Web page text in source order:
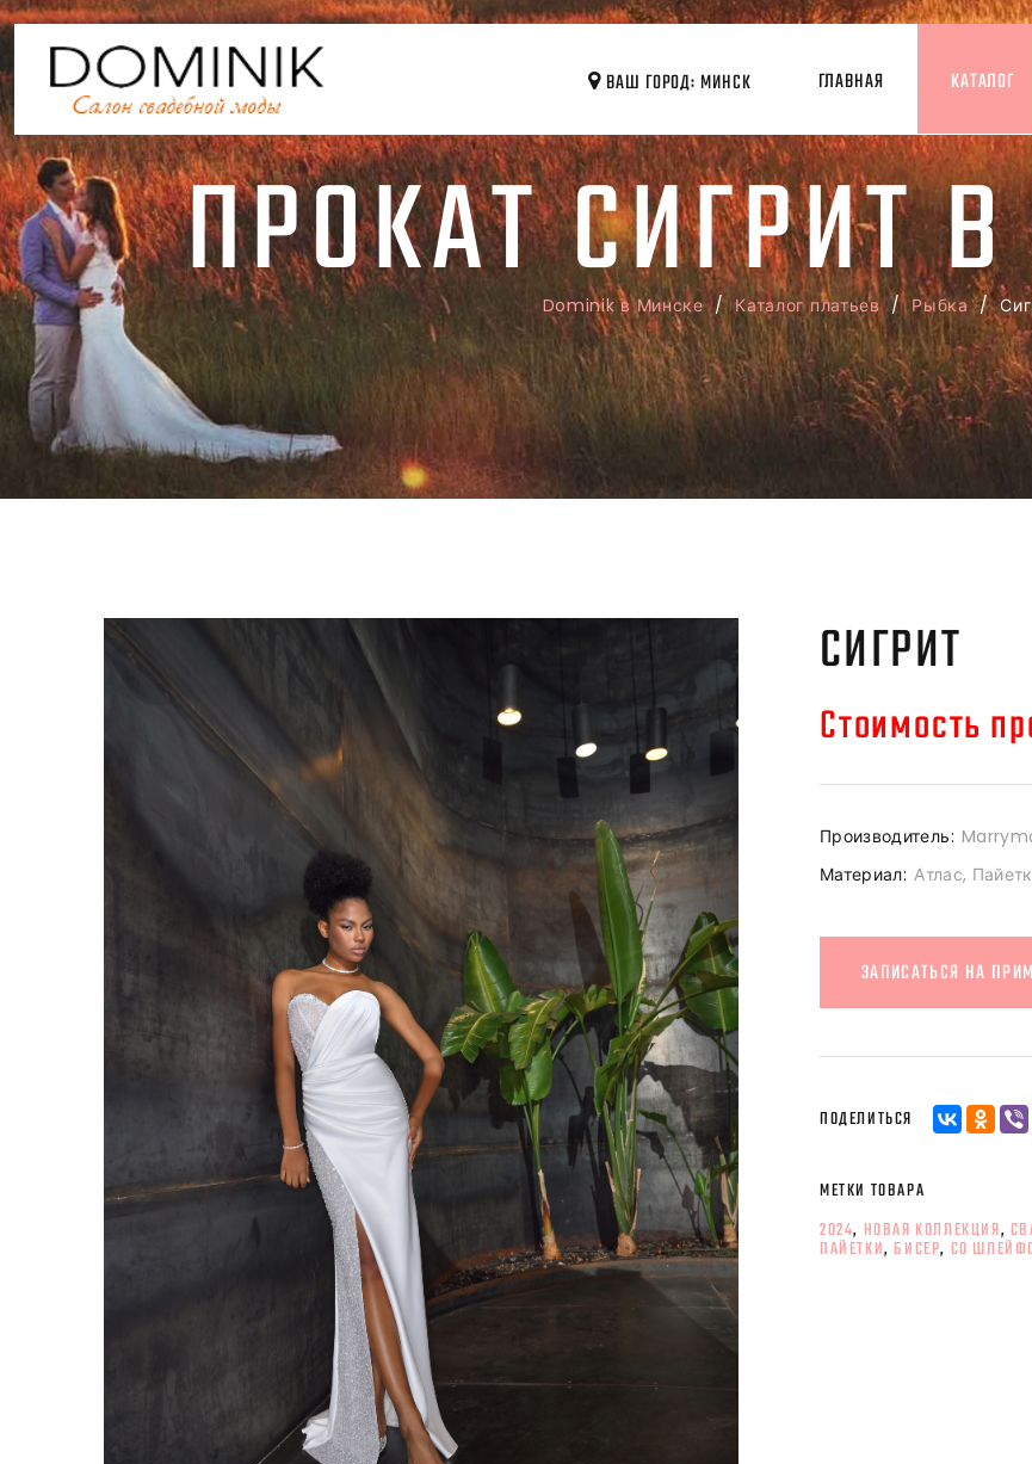
ВАШ ГОРОД: МИНСК ГЛАВНАЯ КАТАЛОГ
ПРОКАТ СИГРИТ
Dominik в Минске /Каталог платьев/ Рыбка /
СИГРИТ
Стоимость
Производитель:
Материал: Атлас,
ЗАПИСАТЬСЯ НА
ПОДЕЛИТЬСЯ
МЕТКИ ТОВАРА
2024, НОВАЯ КОЛЛЕКЦИЯ,
ПАЙЕТКИ, БИСЕР, СО